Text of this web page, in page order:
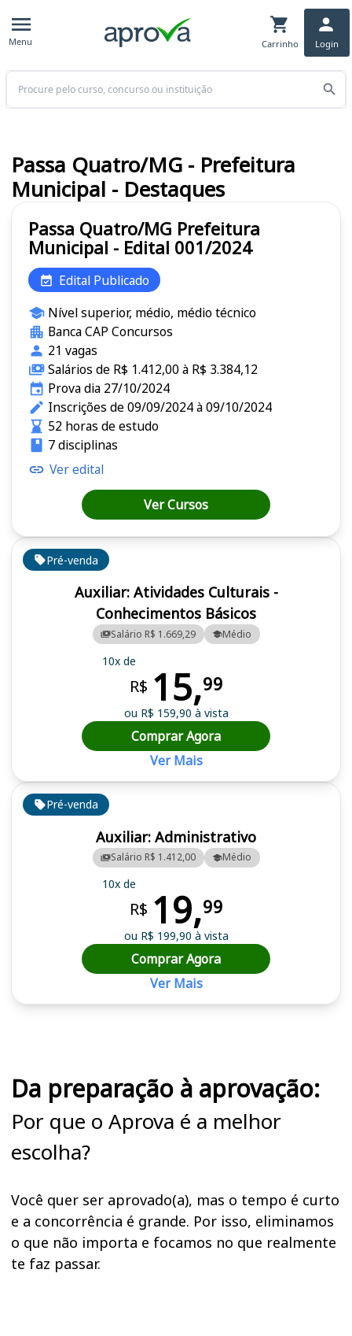
Menu Carrinho Login
Buscar
Pré-venda
Auxiliar: Administrativo
Salário R$ 1.412,00 Médio
10x de
R$ 19,99
ou R$ 199,90 à vista
Comprar Agora
Ver Mais
Pré-venda
Auxiliar: Atividades Culturais -
Conhecimentos Básicos
Salário R$ 1.669,29 Médio
10x de
R$ 15,99
ou R$ 159,90 à vista
Comprar Agora
Ver Mais
Passa Quatro/MG Prefeitura
Municipal - Edital 001/2024
Edital Publicado
Nível superior, médio, médio técnico
Banca CAP Concursos
21 vagas
Salários de R$ 1.412,00 à R$ 3.384,12
Prova dia 27/10/2024
Inscrições de 09/09/2024 à 09/10/2024
52 horas de estudo
7 disciplinas
Ver edital
Ver Cursos
Passa Quatro/MG - Prefeitura
Municipal - Destaques
Da preparação à aprovação:
Por que o Aprova é a melhor
escolha?
Você quer ser aprovado(a), mas o tempo é curto
e a concorrência é grande. Por isso, eliminamos
o que não importa e focamos no que realmente
te faz passar.